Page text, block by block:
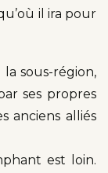
il ira pour
sous-région,
ses propres
anciens alliés
est loin.